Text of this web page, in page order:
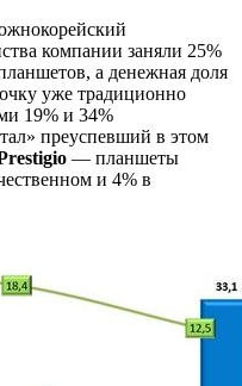
компании заняли 25%
а денежная доля
уже традиционно
19% и 34%
преуспевший в этом
— планшеты
и 4% в